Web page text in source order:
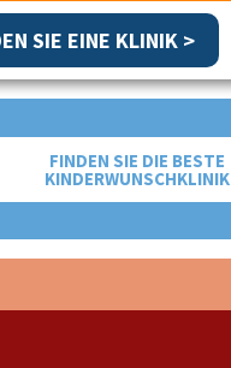
SIE EINE KLINIK >
FINDEN SIE DIE BESTE
KINDERWUNSCHKLINIK